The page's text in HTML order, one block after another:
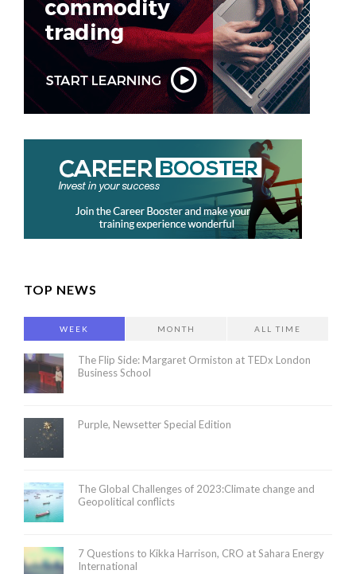
TOP NEWS
WEEK MONTH ALL TIME
The Flip Side: Margaret Ormiston at TEDx London
Business School
Purple, Newsetter Special Edition
The Global Challenges of 2023:Climate change and
Geopolitical conflicts
7 Questions to Kikka Harrison, CRO at Sahara Energy
International